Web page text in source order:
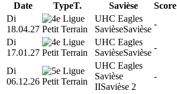
Date
TypeT. Savièse Score
Di
18.04.27
UHC Eagles
SavièseSavièse
-
Di
17.01.27
UHC Eagles
SavièseSavièse
-
Di
06.12.26
UHC Eagles
Savièse
IISavièse 2
-